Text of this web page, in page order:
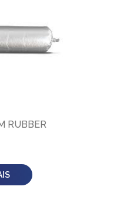
RUBBER